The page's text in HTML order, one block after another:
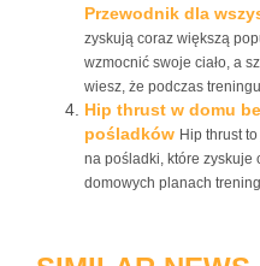
Przewodnik dla
zyskują coraz większą
wzmocnić swoje ciało, a
wiesz, że podczas
Hip thrust w domu
pośladków Hip thrust
na pośladki, które zyskuje
domowych planach